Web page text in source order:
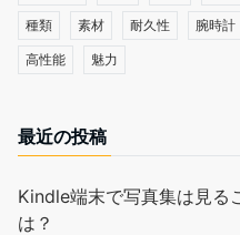
種類 素材 耐久性 腕時計
高性能 魅力
最近の投稿
Kindle端末で写真集は見る
は？